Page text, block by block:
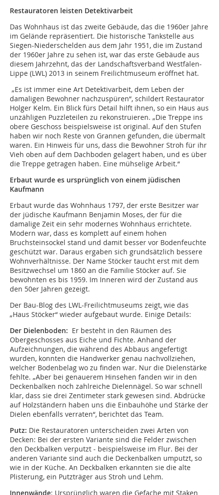
Restauratoren leisten Detektivarbeit
Das Wohnhaus ist das zweite Gebäude, das die 1960er Jahre
im Gelände repräsentiert. Die historische Tankstelle aus
Siegen-Niederschelden aus dem Jahr 1951, die im Zustand
der 1960er Jahre zu sehen ist, war das erste Gebäude aus
diesem Jahrzehnt, das der Landschaftsverband Westfalen-
Lippe (LWL) 2013 in seinem Freilichtmuseum eröffnet hat.
„Es ist immer eine Art Detektivarbeit, dem Leben der
damaligen Bewohner nachzuspüren“, schildert Restaurator
Holger Kelm. Ein Blick fürs Detail hilft ihnen, so ein Haus aus
unzähligen Puzzleteilen zu rekonstruieren. „Die Treppe ins
obere Geschoss beispielsweise ist original. Auf den Stufen
haben wir noch Reste von Grannen gefunden, die übermalt
waren. Ein Hinweis für uns, dass die Bewohner Stroh für ihr
Vieh oben auf dem Dachboden gelagert haben, und es über
die Treppe getragen haben. Eine mühselige Arbeit.“
Erbaut wurde es ursprünglich von einem jüdischen
Kaufmann
Erbaut wurde das Wohnhaus 1797, der erste Besitzer war
der jüdische Kaufmann Benjamin Moses, der für die
damalige Zeit ein sehr modernes Wohnhaus errichtete.
Modern war, dass es komplett auf einem hohen
Bruchsteinsockel stand und damit besser vor Bodenfeuchte
geschützt war. Daraus ergaben sich grundsätzlich bessere
Wohnverhältnisse. Der Name Stöcker taucht erst mit dem
Besitzwechsel um 1860 an die Familie Stöcker auf. Sie
bewohnten es bis 1959. Im Inneren wird der Zustand aus
den 50er Jahren gezeigt.
Der Bau-Blog des LWL-Freilichtmuseums zeigt, wie das
„Haus Stöcker“ wieder aufgebaut wurde. Einige Details:
Der Dielenboden: Er besteht in den Räumen des
Obergeschosses aus Eiche und Fichte. Anhand der
Aufzeichnungen, die während des Abbaus angefertigt
wurden, konnten die Handwerker genau nachvollziehen,
welcher Bodenbelag wo zu finden war. Nur die Dielenstärke
fehlte. „Aber bei genauerem Hinsehen fanden wir in den
Deckenbalken noch zahlreiche Dielennägel. So war schnell
klar, dass sie drei Zentimeter stark gewesen sind. Abdrücke
auf Holzständern haben uns die Einbauhöhe und Stärke der
Dielen ebenfalls verraten“, berichtet das Team.
Putz: Die Restauratoren unterscheiden zwei Arten von
Decken: Bei der ersten Variante sind die Felder zwischen
den Deckbalken verputzt - beispielsweise im Flur. Bei der
anderen Variante sind auch die Deckenbalken umputzt, so
wie in der Küche. An Deckbalken erkannten sie die alte
Plisterung, ein Putzträger aus Stroh und Lehm.
Innenwände: Ursprünglich waren die Gefache mit Staken